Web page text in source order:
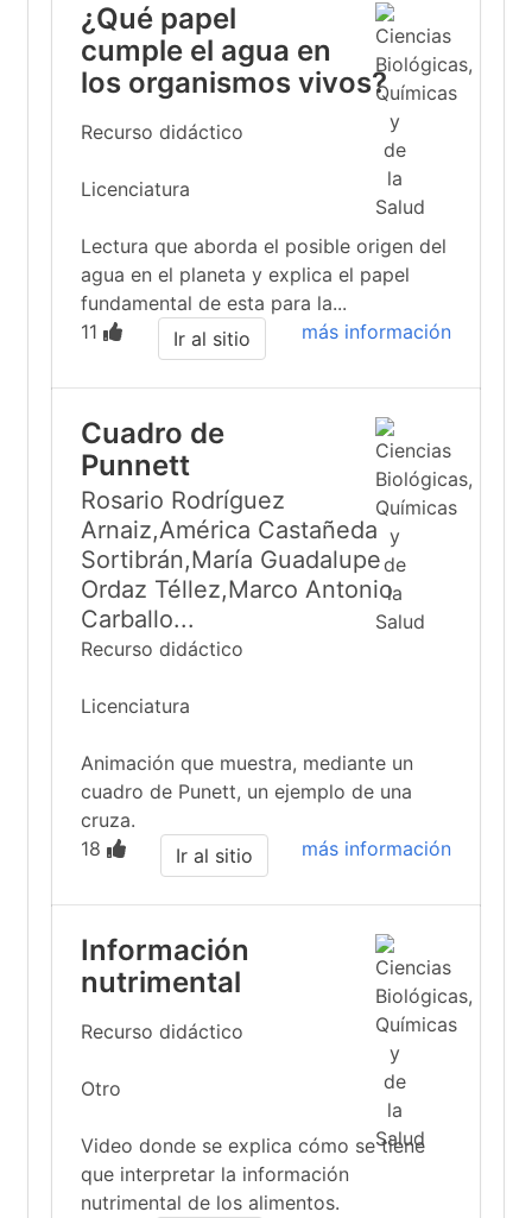
¿Qué papel
cumple el agua en
los organismos vivos?
Recurso didáctico
Licenciatura
Lectura que aborda el posible origen del
agua en el planeta y explica el papel
fundamental de esta para la...
11
más información
Ir al sitio
Cuadro de
Punnett
Rosario Rodríguez
Arnaiz,América Castañeda
Sortibrán,María Guadalupe
Ordaz Téllez,Marco Antonio
Carballo...
Recurso didáctico
Licenciatura
Animación que muestra, mediante un
cuadro de Punett, un ejemplo de una
cruza.
18
más información
Ir al sitio
Información
nutrimental
Recurso didáctico
Otro
Video donde se explica cómo se tiene
que interpretar la información
nutrimental de los alimentos.